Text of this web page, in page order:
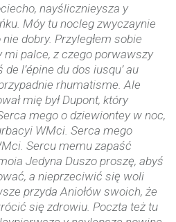
nayślicznieysza y
Móy tu nocleg zwyczaynie
dobry. Przyległem sobie
mi palce, z czego porwawszy
l’épine du dos iusqu’ au
rhumatisme. Ale
mię był Dupont, który
mego o dziewiontey w noc,
WMci. Serca mego
Sercu memu zapaść
Jedyna Duszo proszę, abyś
a nieprzeciwić się woli
przyda Aniołów swoich, że
się zdrowiu. Poczta też tu